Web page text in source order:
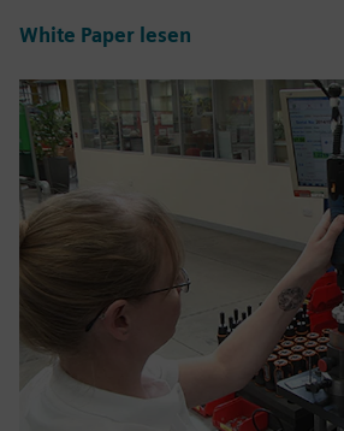
White Paper lesen